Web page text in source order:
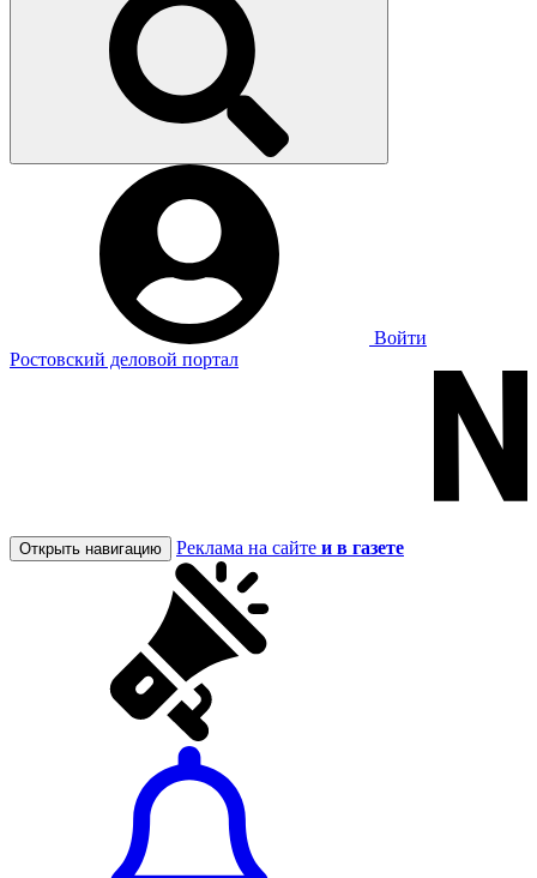
Войти
Ростовский деловой портал
Открыть навигацию Реклама на сайте и в газете